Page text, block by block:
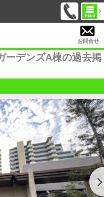
お問合せ
ーデンズA棟の過去掲